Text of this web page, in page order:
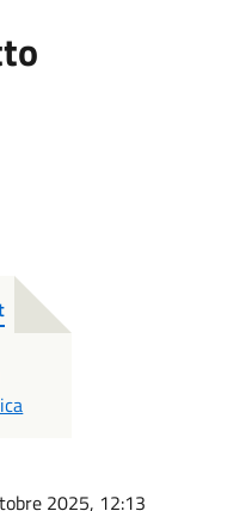
2025, 12:13